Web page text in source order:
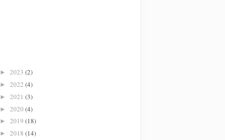
► 2023 (2)
► 2022 (4)
► 2021 (3)
► 2020 (4)
► 2019 (18)
► 2018 (14)